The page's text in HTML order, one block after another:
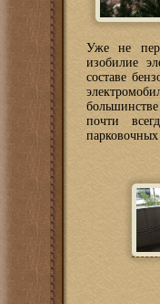
Уже не
изобилие
составе
почти